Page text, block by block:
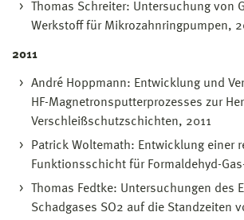
Thomas Schreiter: Untersuchung von
Werkstoff für Mikrozahnringpumpen,
2011
André Hoppmann: Entwicklung und
HF-Magnetronsputterprozesses zur
Verschleißschutzschichten, 2011
Patrick Woltemath: Entwicklung einer
Funktionsschicht für Formaldehyd-
Thomas Fedtke: Untersuchungen des
Schadgases SO2 auf die Standzeiten